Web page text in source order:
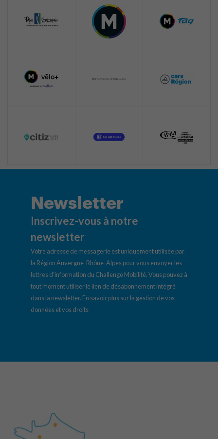
Newsletter
Inscrivez-vous à notre
newsletter
Votre adresse de messagerie est uniquement utilisée par
la Région Auvergne-Rhône-Alpes pour vous envoyer les
lettres d’information du Challenge Mobilité. Vous pouvez à
tout moment utiliser le lien de désabonnement intégré
dans la newsletter. En savoir plus sur la gestion de vos
données et vos droits